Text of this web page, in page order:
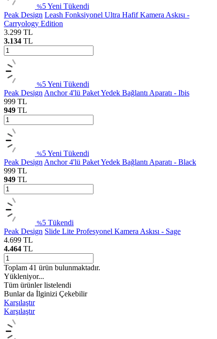
%5Yeni Tükendi
Peak Design Leash Fonksiyonel Ultra Hafif Kamera Askısı -
Carryology Edition
3.299 TL
3.134 TL
%5Yeni Tükendi
Peak Design Anchor 4'lü Paket Yedek Bağlantı Aparatı - Ibis
999 TL
949 TL
%5Yeni Tükendi
Peak Design Anchor 4'lü Paket Yedek Bağlantı Aparatı - Black
999 TL
949 TL
%5 Tükendi
Peak Design Slide Lite Profesyonel Kamera Askısı - Sage
4.699 TL
4.464 TL
Toplam 41 ürün bulunmaktadır.
Yükleniyor...
Tüm ürünler listelendi
Bunlar da İlginizi Çekebilir
Karşılaştır
Karşılaştır